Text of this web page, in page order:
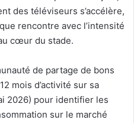
des téléviseurs s’accélère,
rencontre avec l’intensité
cœur du stade.
de partage de bons
mois d’activité sur sa
2026) pour identifier les
sur le marché